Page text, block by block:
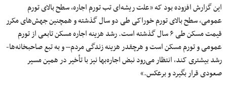
این گزارش افزوده بود که «علت ریشه‌‌‌ای تب تورم اجاره، سطح بالای تورم
عمومی، سطح بالای تورم خوراکی طی دو سال گذشته و همچنین جهش‌‌‌های مکرر
قیمت مسکن طی ۶ سال گذشته است. رشد هزینه اجاره‌‌‌ مسکن تابعی از تورم
عمومی و تورم مسکن است و هرچقدر هزینه زندگی مردم– و به تبع صاحبخانه‌‌‌ها-
رشد بیشتری کند، انتظار می‌‌‌رود نبض اجاره‌‌‌بها نیز با تأخیر در همین مسیر
صعودی قرار بگیرد و برعکس.»